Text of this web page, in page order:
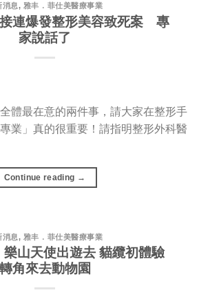
消息, 雅丰．菲仕美醫療事業
接連爆發整形美容致死案 專
家說話了
體最在意的兩件事，請大家在整形手
業」真的很重要！請指明整形外科醫
Continue reading →
消息, 雅丰．菲仕美醫療事業
樂山天使出遊去 貓纜初體驗
轉角來去動物園